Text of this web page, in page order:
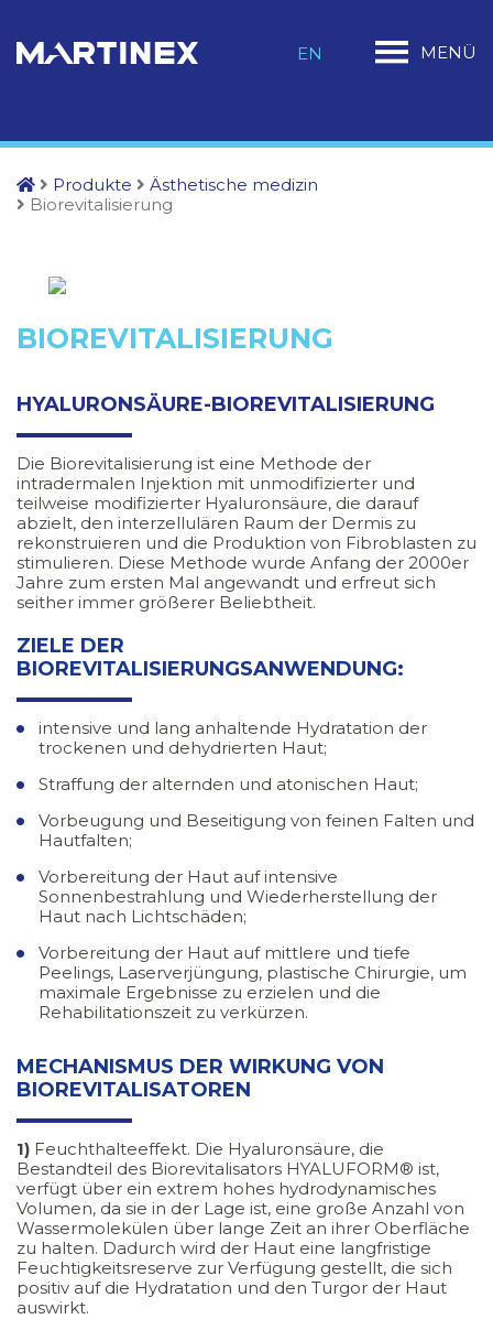
EN MENÜ
Produkte
Ästhetische medizin
Biorevitalisierung
BIOREVITALISIERUNG
HYALURONSÄURE-BIOREVITALISIERUNG
Die Biorevitalisierung ist eine Methode der
intradermalen Injektion mit unmodifizierter und
teilweise modifizierter Hyaluronsäure, die darauf
abzielt, den interzellulären Raum der Dermis zu
rekonstruieren und die Produktion von Fibroblasten zu
stimulieren. Diese Methode wurde Anfang der 2000er
Jahre zum ersten Mal angewandt und erfreut sich
seither immer größerer Beliebtheit.
ZIELE DER
BIOREVITALISIERUNGSANWENDUNG:
intensive und lang anhaltende Hydratation der
trockenen und dehydrierten Haut;
Straffung der alternden und atonischen Haut;
Vorbeugung und Beseitigung von feinen Falten und
Hautfalten;
Vorbereitung der Haut auf intensive
Sonnenbestrahlung und Wiederherstellung der
Haut nach Lichtschäden;
Vorbereitung der Haut auf mittlere und tiefe
Peelings, Laserverjüngung, plastische Chirurgie, um
maximale Ergebnisse zu erzielen und die
Rehabilitationszeit zu verkürzen.
MECHANISMUS DER WIRKUNG VON
BIOREVITALISATOREN
1) Feuchthalteeffekt. Die Hyaluronsäure, die
Bestandteil des Biorevitalisators HYALUFORM® ist,
verfügt über ein extrem hohes hydrodynamisches
Volumen, da sie in der Lage ist, eine große Anzahl von
Wassermolekülen über lange Zeit an ihrer Oberfläche
zu halten. Dadurch wird der Haut eine langfristige
Feuchtigkeitsreserve zur Verfügung gestellt, die sich
positiv auf die Hydratation und den Turgor der Haut
auswirkt.